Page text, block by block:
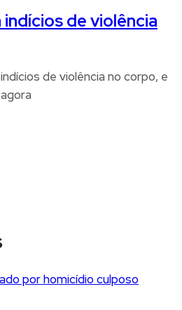
de violência
de violência no corpo, e